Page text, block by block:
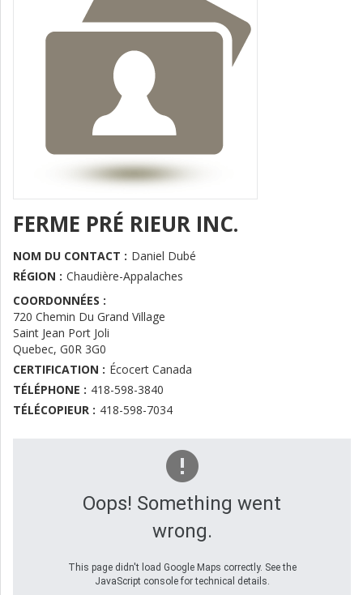
FERME PRÉ RIEUR INC.
NOM DU CONTACT : Daniel Dubé
RÉGION : Chaudière-Appalaches
COORDONNÉES :
720 Chemin Du Grand Village
Saint Jean Port Joli
Quebec, G0R 3G0
CERTIFICATION : Écocert Canada
TÉLÉPHONE : 418-598-3840
TÉLÉCOPIEUR : 418-598-7034
Oops! Something went
wrong.
This page didn't load Google Maps correctly. See the
JavaScript console for technical details.